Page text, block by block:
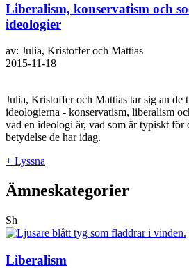
Liberalism, konservatism och
ideologier
av: Julia, Kristoffer och Mattias
2015-11-18
Julia, Kristoffer och Mattias tar sig an de
ideologierna - konservatism, liberalism
vad en ideologi är, vad som är typiskt för
betydelse de har idag.
+ Lyssna
Ämneskategorier
Sh
Liberalism